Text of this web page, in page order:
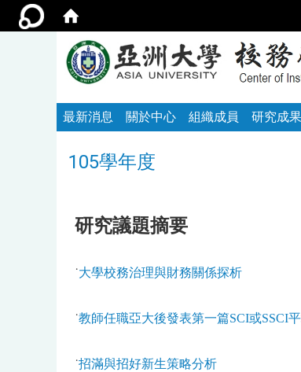
最新消息 關於中心 組織成員 研究成果
105學年度
研究議題摘要
˙大學校務治理與財務關係探析
˙教師任職亞大後發表第一篇SCI或SSCI
˙招滿與招好新生策略分析